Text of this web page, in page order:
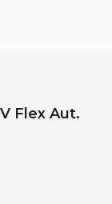
Flex Aut.